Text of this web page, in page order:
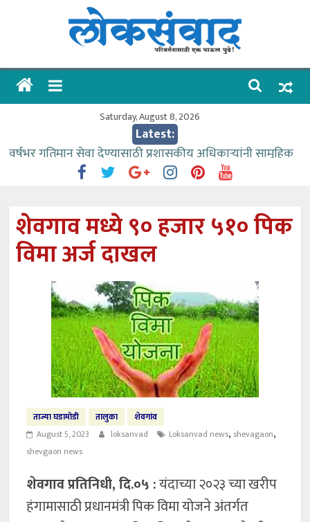
लोकसंवाद
ताज्या
Saturday, August 8, 2026
Latest:
वर्षभर गतिमान सेवा देण्यासाठी प्रशासकीय अधिकाऱ्यांनी सामुहिक
प्रयत्न करावे – आमदार काळे
काळे
आत्मामालिक गुरूकूलाचे २२८ विद्यार्थी शिष्यवृत्तीस पात्र
ईच्छा आणि मेहनतीच्या बळावर यश मिळवता येते – शिवप्रसाद
आमदार आशुतोष काळे यांचा वाढदिवस विविध सामाजिक
उपक्रमांनी साजरा
शेवगाव मध्ये ९० हजार ५१० पिक
विमा अर्ज दाखल
ताज्या घडामोडी तालुका
शेवगांव
August 5, 2023
loksanvad Loksanvad news, shevagaon,
shevgaon news
शेवगाव प्रतिनिधी, दि.०५ :यंदाच्या २०२३ च्या खरीप
हंगामासाठी प्रधानमंत्री पिक विमा योजने अंतर्गत